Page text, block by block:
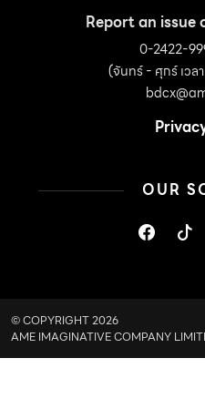
Report an issue
0-2422-
(จันทร์ - ศุกร์ เวล
OUR
© COPYRIGHT 2026
AME IMAGINATIVE COMPANY